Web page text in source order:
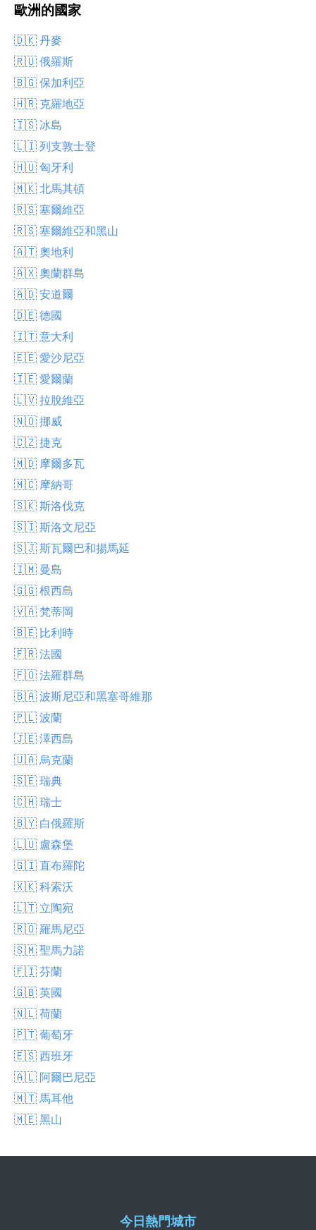
歐洲的國家
🇩🇰 丹麥
🇷🇺 俄羅斯
🇧🇬 保加利亞
🇭🇷 克羅地亞
🇮🇸 冰島
🇱🇮 列支敦士登
🇭🇺 匈牙利
🇲🇰 北馬其頓
🇷🇸 塞爾維亞
🇷🇸 塞爾維亞和黑山
🇦🇹 奧地利
🇦🇽 奧蘭群島
🇦🇩 安道爾
🇩🇪 德國
🇮🇹 意大利
🇪🇪 愛沙尼亞
🇮🇪 愛爾蘭
🇱🇻 拉脫維亞
🇳🇴 挪威
🇨🇿 捷克
🇲🇩 摩爾多瓦
🇲🇨 摩納哥
🇸🇰 斯洛伐克
🇸🇮 斯洛文尼亞
🇸🇯 斯瓦爾巴和揚馬延
🇮🇲 曼島
🇬🇬 根西島
🇻🇦 梵蒂岡
🇧🇪 比利時
🇫🇷 法國
🇫🇴 法羅群島
🇧🇦 波斯尼亞和黑塞哥維那
🇵🇱 波蘭
🇯🇪 澤西島
🇺🇦 烏克蘭
🇸🇪 瑞典
🇨🇭 瑞士
🇧🇾 白俄羅斯
🇱🇺 盧森堡
🇬🇮 直布羅陀
🇽🇰 科索沃
🇱🇹 立陶宛
🇷🇴 羅馬尼亞
🇸🇲 聖馬力諾
🇫🇮 芬蘭
🇬🇧 英國
🇳🇱 荷蘭
🇵🇹 葡萄牙
🇪🇸 西班牙
🇦🇱 阿爾巴尼亞
🇲🇹 馬耳他
🇲🇪 黑山
今日熱門城市